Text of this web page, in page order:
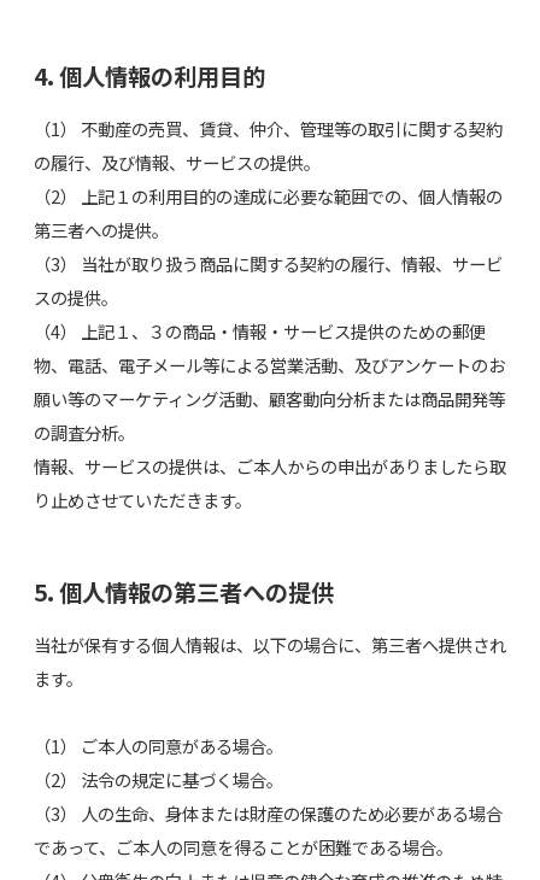
4. 個人情報の利用目的
（1） 不動産の売買、賃貸、仲介、管理等の取引に関する契約
の履行、及び情報、サービスの提供。
（2） 上記１の利用目的の達成に必要な範囲での、個人情報の
第三者への提供。
（3） 当社が取り扱う商品に関する契約の履行、情報、サービ
スの提供。
（4） 上記１、３の商品・情報・サービス提供のための郵便
物、電話、電子メール等による営業活動、及びアンケートのお
願い等のマーケティング活動、顧客動向分析または商品開発等
の調査分析。
情報、サービスの提供は、ご本人からの申出がありましたら取
り止めさせていただきます。
5. 個人情報の第三者への提供
当社が保有する個人情報は、以下の場合に、第三者へ提供され
ます。
（1） ご本人の同意がある場合。
（2） 法令の規定に基づく場合。
（3） 人の生命、身体または財産の保護のため必要がある場合
であって、ご本人の同意を得ることが困難である場合。